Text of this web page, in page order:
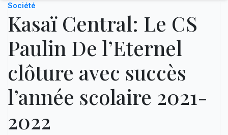
Société
Kasaï Central: Le CS
Paulin De l’Eternel
clôture avec succès
l’année scolaire 2021-
2022